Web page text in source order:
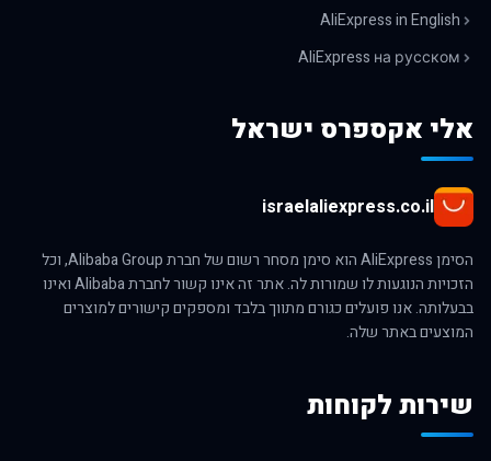
AliExpress in English
AliExpress на русском
אלי אקספרס ישראל
israelaliexpress.co.il
הסימן AliExpress הוא סימן מסחר רשום של חברת Alibaba Group, וכל
הזכויות הנוגעות לו שמורות לה. אתר זה אינו קשור לחברת Alibaba ואינו
בבעלותה. אנו פועלים כגורם מתווך בלבד ומספקים קישורים למוצרים
המוצעים באתר שלה.
שירות לקוחות